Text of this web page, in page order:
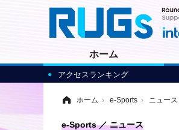
ホーム
アクセスランキング
ホーム › e-Sports › ニュース
e-Sports ニュース